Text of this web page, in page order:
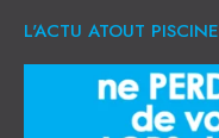
L'ACTU ATOUT PISCINE